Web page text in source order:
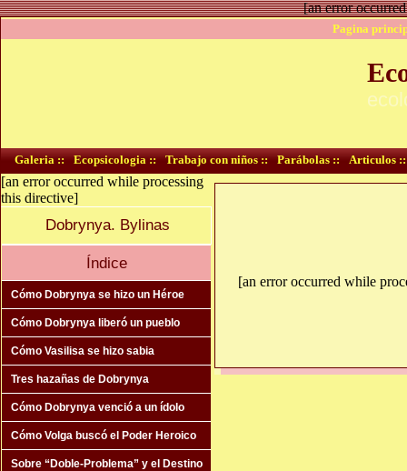
[an error
Pagina
Galeria :: Ecopsicologia :: Trabajo con niños :: Parábolas :: Articulos ::
[an error occurred while processing
this directive]
Dobrynya. Bylinas
Índice
Cómo Dobrynya se hizo un Héroe
Cómo Dobrynya liberó un pueblo
Cómo Vasilisa se hizo sabia
Tres hazañas de Dobrynya
Cómo Dobrynya venció a un ídolo
Cómo Volga buscó el Poder Heroico
Sobre “Doble-Problema” y el Destino
[an error occurred while